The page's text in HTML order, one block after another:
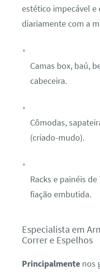
estético impecável
diariamente com a
Camas box, baú,
cabeceira.
Cômodas,
(criado-mudo).
Racks e painéis
fiação embutida.
Especialista em
Correr e Espelhos
Principalmentenos